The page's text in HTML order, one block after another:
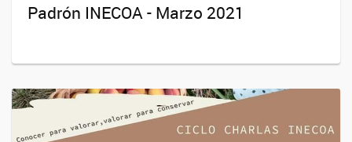
Padrón INECOA - Marzo 2021